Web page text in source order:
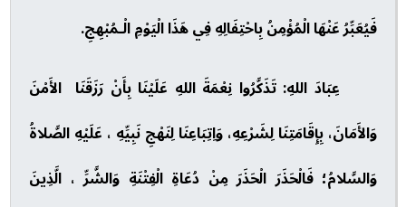
فَيُعَبِّرُ عَنْهَا الْمُؤْمِنُ بِاحْتِفَالِهِ فِي هَذَا الْيَوْمِ الْـمُبْهِجِ.
عِبَادَ اللهِ: تَذَكَّرُوا نِعْمَةَ اللهِ عَلَيْنَا بِأَنْ رَزَقَنَا الأَمْنَ
وَالأَمَانَ، بِإِقَامَتِنَا لِشَرْعِهِ، وَاِتِبَاعِنَا لِنَهْجِ نَبِيِّهِ ، عَلَيْهِ الصَّلاةُ
وَالسَّلامُ؛ فَالْحَذَرَ الْحَذَرَ مِنْ دُعَاةِ الْفِتْنَةِ وَالشَّرِّ ، الَّذِينَ